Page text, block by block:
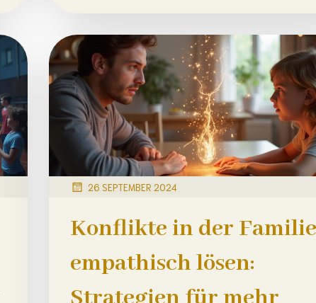
26 SEPTEMBER 2024
Konflikte in der Familie
empathisch lösen: